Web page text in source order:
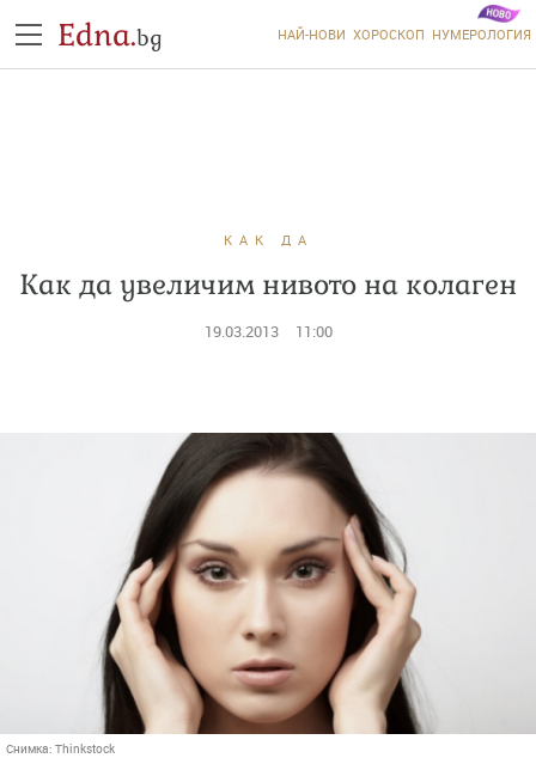
Edna.bg НАЙ-НОВИ ХОРОСКОП НУМЕРОЛОГИЯ
КАК ДА
Как да увеличим нивото на колаген
19.03.2013 11:00
Снимка: Thinkstock